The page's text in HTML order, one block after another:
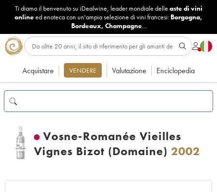
Ti diamo il benvenuto su iDealwine, leader mondiale delle aste di vini
onlineed enoteca con un'ampia selezione di vini francesi: Borgogna,
Bordeaux, Champagne...
Acquistare VENDERE Valutazione Enciclopedia
Vosne-Romanée Vieilles
Vignes Bizot (Domaine) 2002